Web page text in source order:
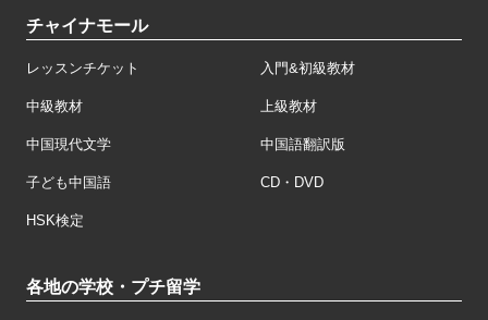
チャイナモール
レッスンチケット 入門&初級教材
中級教材 上級教材
中国現代文学 中国語翻訳版
子ども中国語 CD・DVD
HSK検定
各地の学校・プチ留学